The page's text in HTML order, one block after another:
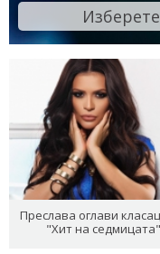
Преслава оглави
"Хит на седмицата"